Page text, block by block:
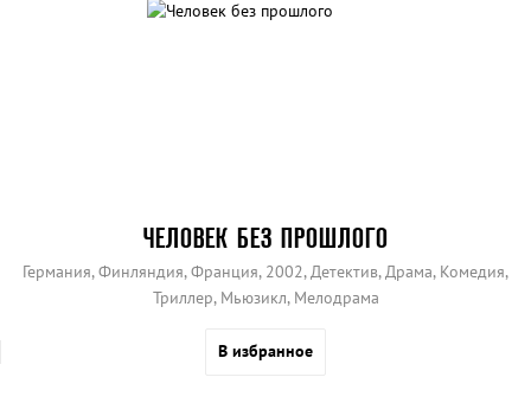
ЧЕЛОВЕК БЕЗ ПРОШЛОГО
Германия, Финляндия, Франция, 2002, Детектив, Драма, Комедия,
Триллер, Мьюзикл, Мелодрама
В избранное